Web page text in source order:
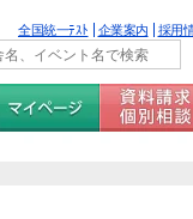
全国統一ﾃｽﾄ 企業案内 採用